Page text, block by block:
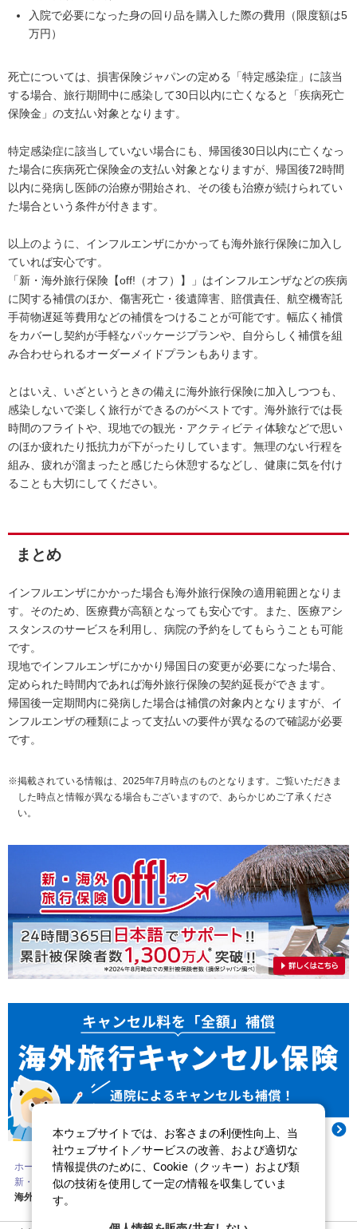
入院で必要になった身の回り品を購入した際の費用（限度額は5
万円）
死亡については、損害保険ジャパンの定める「特定感染症」に該当
する場合、旅行期間中に感染して30日以内に亡くなると「疾病死亡
保険金」の支払い対象となります。
特定感染症に該当していない場合にも、帰国後30日以内に亡くなっ
た場合に疾病死亡保険金の支払い対象となりますが、帰国後72時間
以内に発病し医師の治療が開始され、その後も治療が続けられてい
た場合という条件が付きます。
以上のように、インフルエンザにかかっても海外旅行保険に加入し
ていれば安心です。
「新・海外旅行保険【off!（オフ）】」はインフルエンザなどの疾病
に関する補償のほか、傷害死亡・後遺障害、賠償責任、航空機寄託
手荷物遅延等費用などの補償をつけることが可能です。幅広く補償
をカバーし契約が手軽なパッケージプランや、自分らしく補償を組
み合わせられるオーダーメイドプランもあります。
とはいえ、いざというときの備えに海外旅行保険に加入しつつも、
感染しないで楽しく旅行ができるのがベストです。海外旅行では長
時間のフライトや、現地での観光・アクティビティ体験などで思い
のほか疲れたり抵抗力が下がったりしています。無理のない行程を
組み、疲れが溜まったと感じたら休憩するなどし、健康に気を付け
ることも大切にしてください。
まとめ
インフルエンザにかかった場合も海外旅行保険の適用範囲となりま
す。そのため、医療費が高額となっても安心です。また、医療アシ
スタンスのサービスを利用し、病院の予約をしてもらうことも可能
です。
現地でインフルエンザにかかり帰国日の変更が必要になった場合、
定められた時間内であれば海外旅行保険の契約延長ができます。
帰国後一定期間内に発病した場合は補償の対象内となりますが、イ
ンフルエンザの種類によって支払いの要件が異なるので確認が必要
です。
※掲載されている情報は、2025年7月時点のものとなります。ご覧いただきま
した時点と情報が異なる場合もございますので、あらかじめご了承くださ
い。
ホーム ご検討中のお客さま
旅行・レジャーの保険
新・海外旅行保険【off!（オフ）】
海外旅行お役立ち情報
海外旅行保険のインフルエンザ補償とキャンセル費用対応
本ウェブサイトでは、お客さまの利便性向上、当
社ウェブサイト／サービスの改善、および適切な
情報提供のために、Cookie（クッキー）および類
似の技術を使用して一定の情報を収集していま
す。